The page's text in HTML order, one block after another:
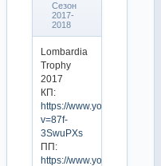
Сезон
2017-
2018
Lombardia
Trophy
2017
КП:
https://www.youtube.com/
v=87f-
3SwuPXs
ПП:
https://www.youtube.com/